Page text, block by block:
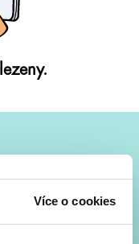
Více o cookies
rovnou do mailu!
další.